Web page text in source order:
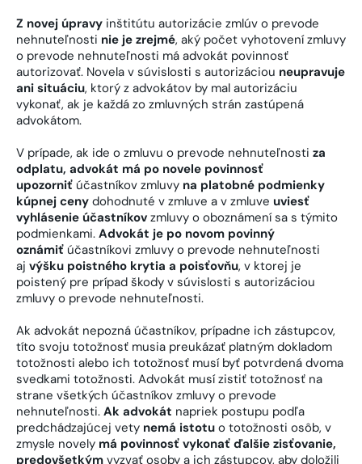
Z novej úpravy inštitútu autorizácie zmlúv o prevode
nehnuteľnosti nie je zrejmé, aký počet vyhotovení zmluvy
o prevode nehnuteľnosti má advokát povinnosť
autorizovať. Novela v súvislosti s autorizáciou neupravuje
ani situáciu, ktorý z advokátov by mal autorizáciu
vykonať, ak je každá zo zmluvných strán zastúpená
advokátom.
V prípade, ak ide o zmluvu o prevode nehnuteľnosti za
odplatu, advokát má po novele povinnosť
upozorniť účastníkov zmluvy na platobné podmienky
kúpnej ceny dohodnuté v zmluve a v zmluve uviesť
vyhlásenie účastníkov zmluvy o oboznámení sa s týmito
podmienkami. Advokát je po novom povinný
oznámiť účastníkovi zmluvy o prevode nehnuteľnosti
aj výšku poistného krytia a poisťovňu, v ktorej je
poistený pre prípad škody v súvislosti s autorizáciou
zmluvy o prevode nehnuteľnosti.
Ak advokát nepozná účastníkov, prípadne ich zástupcov,
títo svoju totožnosť musia preukázať platným dokladom
totožnosti alebo ich totožnosť musí byť potvrdená dvoma
svedkami totožnosti. Advokát musí zistiť totožnosť na
strane všetkých účastníkov zmluvy o prevode
nehnuteľnosti. Ak advokát napriek postupu podľa
predchádzajúcej vety nemá istotu o totožnosti osôb, v
zmysle novely má povinnosť vykonať ďalšie zisťovanie,
predovšetkým vyzvať osoby a ich zástupcov, aby doložili